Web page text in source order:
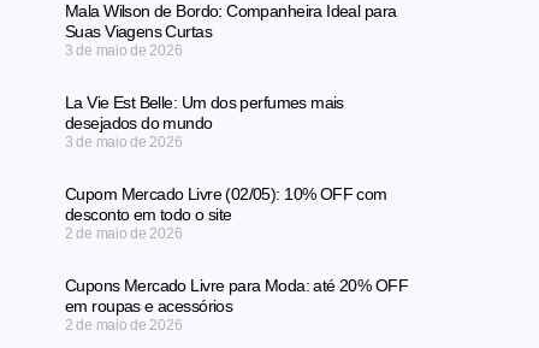
Mala Wilson de Bordo: Companheira Ideal para
Suas Viagens Curtas
3 de maio de 2026
La Vie Est Belle: Um dos perfumes mais
desejados do mundo
3 de maio de 2026
Cupom Mercado Livre (02/05): 10% OFF com
desconto em todo o site
2 de maio de 2026
Cupons Mercado Livre para Moda: até 20% OFF
em roupas e acessórios
2 de maio de 2026